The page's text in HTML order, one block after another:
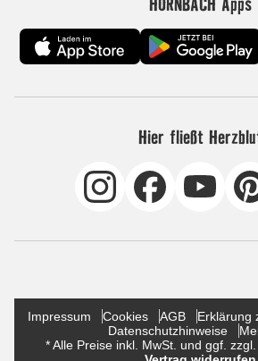
Hier fließt
Impressum Cookies AGB
Erklärung
Datenschutzhinweise
* Alle Preise inkl. MwSt. und ggf.